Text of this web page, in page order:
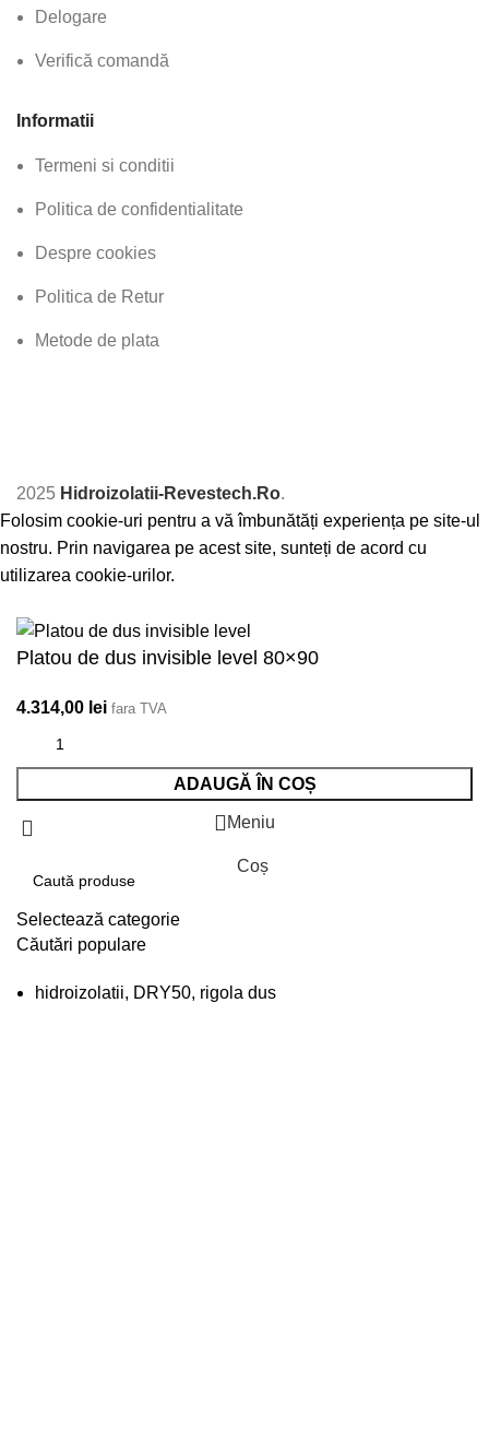
Delogare
Verifică comandă
Informatii
Termeni si conditii
Politica de confidentialitate
Despre cookies
Politica de Retur
Metode de plata
2025 Hidroizolatii-Revestech.Ro.
Folosim cookie-uri pentru a vă îmbunătăți experiența pe site-ul
nostru. Prin navigarea pe acest site, sunteți de acord cu
utilizarea cookie-urilor.
Platou de dus invisible level 80×90
4.314,00 lei fara TVA
ADAUGĂ ÎN COȘ
Selectează categorie
Căutări populare
hidroizolatii, DRY50, rigola dus
Meniu
Coș